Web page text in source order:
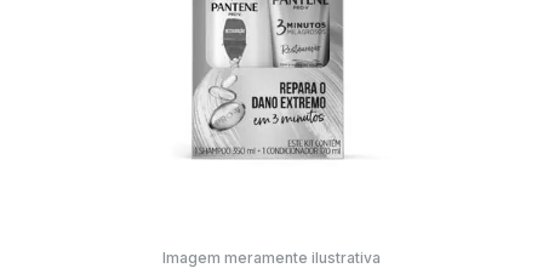
Imagem meramente ilustrativa